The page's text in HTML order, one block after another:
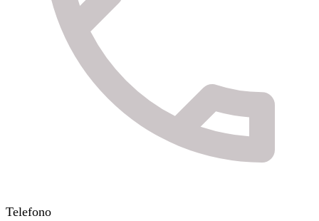
Telefono